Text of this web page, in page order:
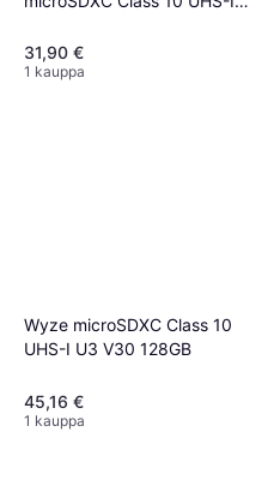
31,90 €
1 kauppa
Wyze microSDXC Class 10
UHS-I U3 V30 128GB
45,16 €
1 kauppa